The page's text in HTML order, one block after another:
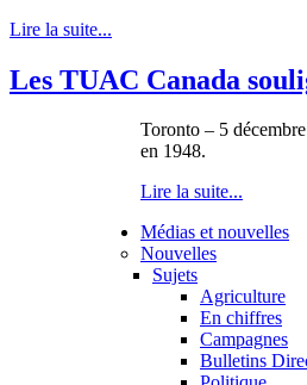
Lire la suite...
Les TUAC Canada
Toronto – 5
en 1948.
Lire la suite...
Médias et nouvelles
Nouvelles
Sujets
Agriculture
En chiffres
Campagnes
Bulletins